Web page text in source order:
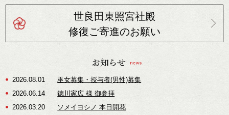
世良田東照宮社殿
修復ご寄進のお願い
2026.08.01
巫女募集・授与者(男性)募集
2026.06.14
徳川家広 様 御参拝
2026.03.20
ソメイヨシノ 本日開花